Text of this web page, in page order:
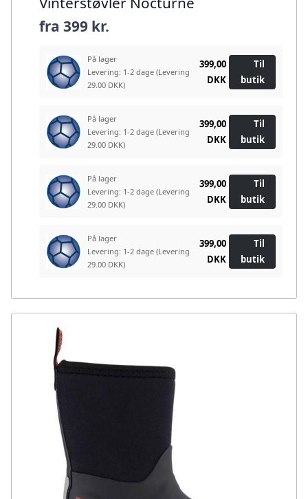
fra 399 kr.
På lager
Levering: 1-2 dage (Levering
29.00 DKK)
399,00
DKK
Til
butik
På lager
Levering: 1-2 dage (Levering
29.00 DKK)
399,00
DKK
Til
butik
På lager
Levering: 1-2 dage (Levering
29.00 DKK)
399,00
DKK
Til
butik
På lager
Levering: 1-2 dage (Levering
29.00 DKK)
399,00
DKK
Til
butik